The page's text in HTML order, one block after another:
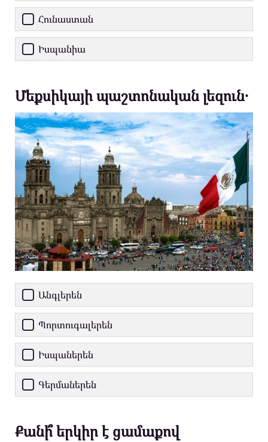
Հունաստան
Իսպանիա
Մեքսիկայի պաշտոնական լեզուն․
Անգլերեն
Պորտուգալերեն
Իսպաներեն
Գերմաներեն
Քանի՞ երկիր է ցամաքով